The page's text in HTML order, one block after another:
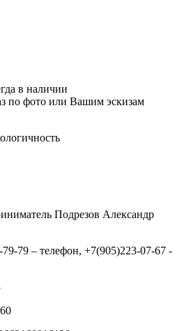
в наличии
по фото или Вашим эскизам
Подрезов Александр
79 – телефон, +7(905)223-07-67 -